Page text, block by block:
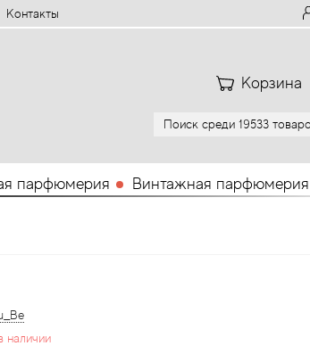
Контакты
Корзина
парфюмерия Винтажная парфюмерия
наличии